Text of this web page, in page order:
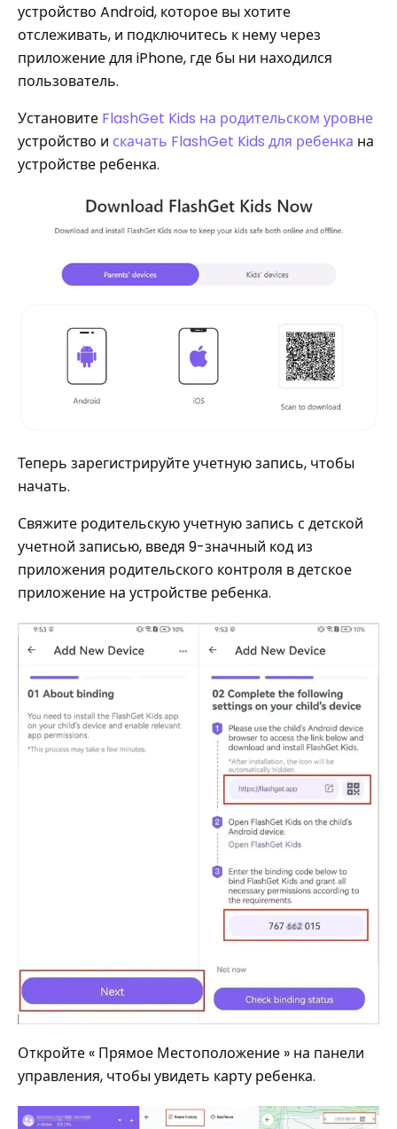
устройство Android, которое вы хотите
отслеживать, и подключитесь к нему через
приложение для iPhone, где бы ни находился
пользователь.
Установите FlashGet Kids на родительском уровне
устройство и скачать FlashGet Kids для ребенка на
устройстве ребенка.
Теперь зарегистрируйте учетную запись, чтобы
начать.
Свяжите родительскую учетную запись с детской
учетной записью, введя 9-значный код из
приложения родительского контроля в детское
приложение на устройстве ребенка.
Откройте « Прямое Местоположение » на панели
управления, чтобы увидеть карту ребенка.